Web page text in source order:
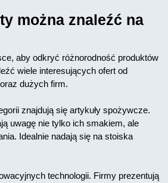
można znaleźć na
aby odkryć różnorodność produktów
wiele interesujących ofert od
dużych firm.
znajdują się artykuły spożywcze.
uwagę nie tylko ich smakiem, ale
Idealnie nadają się na stoiska
technologii. Firmy prezentują